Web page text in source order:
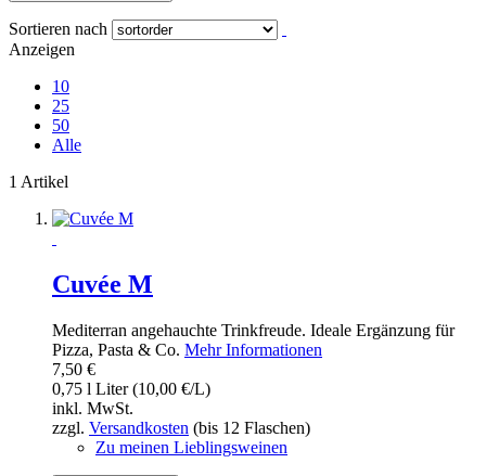
Sortieren nach
Anzeigen
10
25
50
Alle
1 Artikel
Cuvée M
Mediterran angehauchte Trinkfreude. Ideale Ergänzung für
Pizza, Pasta & Co. Mehr Informationen
7,50 €
0,75 l Liter (10,00 €/L)
inkl. MwSt.
zzgl. Versandkosten (bis 12 Flaschen)
Zu meinen Lieblingsweinen